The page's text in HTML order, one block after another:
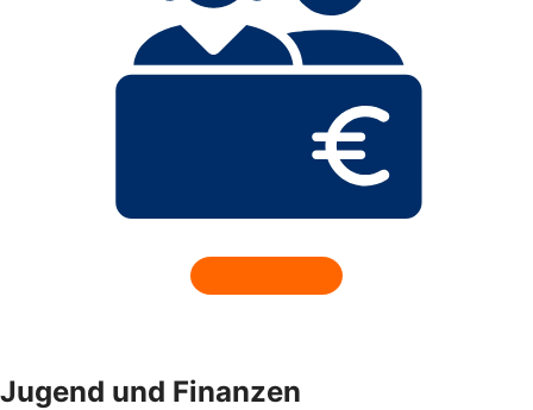
Jugend und Finanzen